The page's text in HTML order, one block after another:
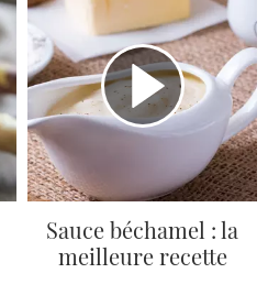
Sauce béchamel : la
meilleure recette